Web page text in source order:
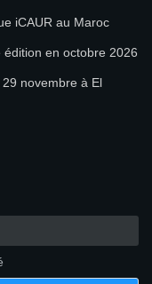
iCAUR au Maroc
en octobre 2026
novembre à El